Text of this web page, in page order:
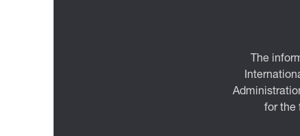
The
for the